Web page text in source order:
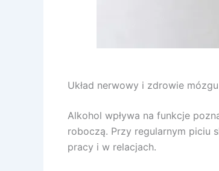
Układ nerwowy i zdrowie
Alkohol wpływa na funkcje
roboczą. Przy regularnym piciu
pracy i w relacjach.